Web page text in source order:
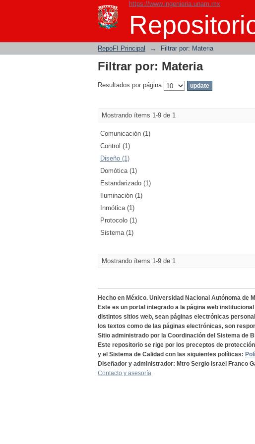
https://www.ingenieria.unam.mx
Filtrar por: Materia
RepoFI Principal → Filtrar por: Materia
Filtrar por: Materia
Resultados por página:
Mostrando ítems 1-9 de 1
Comunicación (1)
Control (1)
Diseño (1)
Domótica (1)
Estandarizado (1)
Iluminación (1)
Inmótica (1)
Protocolo (1)
Sistema (1)
Mostrando ítems 1-9 de 1
Hecho en México. Universidad Nacional Autónoma de
Este es un portal integrado a la página web
distintos sitios web, sean páginas electrónicas
los textos como de las páginas electrónicas, son
Sitio administrado por la Coordinación del Sistema de
Este repositorio se rige por los preceptos de
y el Sistema de Calidad con las siguientes políticas:
Diseñador y administrador: Mtro Sergio Israel Franco
Contacto y asesoría